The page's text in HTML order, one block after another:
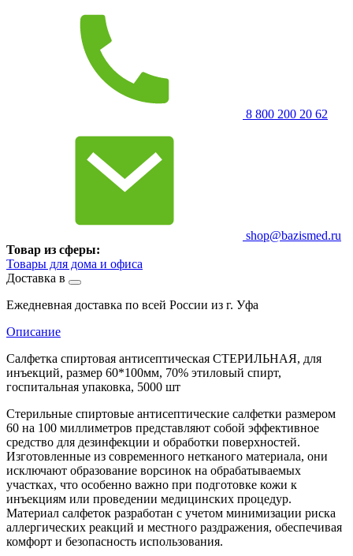
8 800 200 20 62
shop@bazismed.ru
Товар из сферы:
Товары для дома и офиса
Доставка в
Ежедневная доставка по всей России из г. Уфа
Описание
Салфетка спиртовая антисептическая СТЕРИЛЬНАЯ, для
инъекций, размер 60*100мм, 70% этиловый спирт,
госпитальная упаковка, 5000 шт
Стерильные спиртовые антисептические салфетки размером
60 на 100 миллиметров представляют собой эффективное
средство для дезинфекции и обработки поверхностей.
Изготовленные из современного нетканого материала, они
исключают образование ворсинок на обрабатываемых
участках, что особенно важно при подготовке кожи к
инъекциям или проведении медицинских процедур.
Материал салфеток разработан с учетом минимизации риска
аллергических реакций и местного раздражения, обеспечивая
комфорт и безопасность использования.